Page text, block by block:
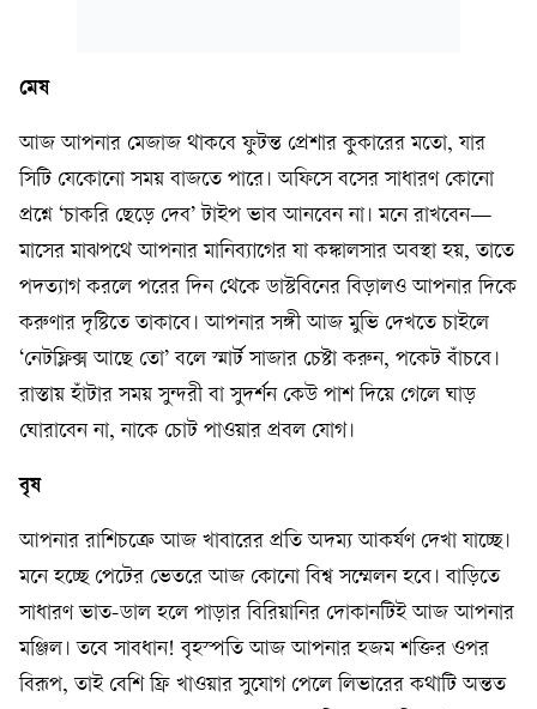
মেষ
আজ আপনার মেজাজ থাকবে ফুটন্ত প্রেশার কুকারের মতো, যার
সিটি যেকোনো সময় বাজতে পারে। অফিসে বসের সাধারণ কোনো
প্রশ্নে ‘চাকরি ছেড়ে দেব’ টাইপ ভাব আনবেন না। মনে রাখবেন—
মাসের মাঝপথে আপনার মানিব্যাগের যা কঙ্কালসার অবস্থা হয়, তাতে
পদত্যাগ করলে পরের দিন থেকে ডাস্টবিনের বিড়ালও আপনার দিকে
করুণার দৃষ্টিতে তাকাবে। আপনার সঙ্গী আজ মুভি দেখতে চাইলে
‘নেটফ্লিক্স আছে তো’ বলে স্মার্ট সাজার চেষ্টা করুন, পকেট বাঁচবে।
রাস্তায় হাঁটার সময় সুন্দরী বা সুদর্শন কেউ পাশ দিয়ে গেলে ঘাড়
ঘোরাবেন না, নাকে চোট পাওয়ার প্রবল যোগ।
বৃষ
আপনার রাশিচক্রে আজ খাবারের প্রতি অদম্য আকর্ষণ দেখা যাচ্ছে।
মনে হচ্ছে পেটের ভেতরে আজ কোনো বিশ্ব সম্মেলন হবে। বাড়িতে
সাধারণ ভাত-ডাল হলে পাড়ার বিরিয়ানির দোকানটিই আজ আপনার
মঞ্জিল। তবে সাবধান! বৃহস্পতি আজ আপনার হজম শক্তির ওপর
বিরূপ, তাই বেশি ফ্রি খাওয়ার সুযোগ পেলে লিভারের কথাটি অন্তত